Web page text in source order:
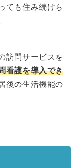
ても住み続けら
訪問サービスを
看護を導入でき
後の生活機能の